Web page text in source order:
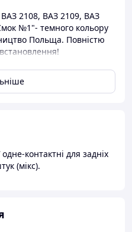
ВАЗ 2108, ВАЗ 2109, ВАЗ
№1"- темного кольору
Польща. Повністю
оптичну версію
автомобілів.
ВАЗ 2108/09/13/14/99
контактні для задніх
(мікс).